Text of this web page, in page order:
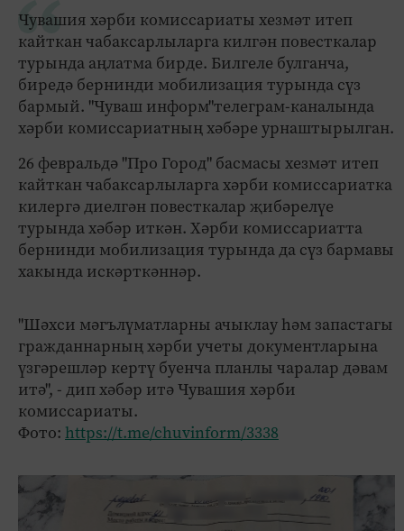
Чувашия хәрби комиссариаты хезмәт итеп
кайткан чабаксарлыларга килгән повесткалар
турында аңлатма бирде. Билгеле булганча,
биредә бернинди мобилизация турында сүз
бармый. "Чуваш информ"телеграм-каналында
хәрби комиссариатның хәбәре урнаштырылган.
26 февральдә "Про Город" басмасы хезмәт итеп
кайткан чабаксарлыларга хәрби комиссариатка
килергә диелгән повесткалар җибәрелүе
турында хәбәр иткән. Хәрби комиссариатта
бернинди мобилизация турында да сүз бармавы
хакында искәрткәннәр.
"Шәхси мәгълүматларны ачыклау һәм запастагы
гражданнарның хәрби учеты документларына
үзгәрешләр кертү буенча планлы чаралар дәвам
итә", - дип хәбәр итә Чувашия хәрби
комиссариаты.
Фото: https://t.me/chuvinform/3338